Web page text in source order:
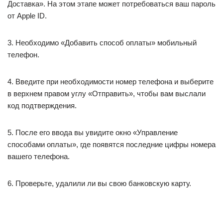
Доставка». На этом этапе может потребоваться ваш пароль
от Apple ID.
3. Необходимо «Добавить способ оплаты» мобильный
телефон.
4. Введите при необходимости номер телефона и выберите
в верхнем правом углу «Отправить», чтобы вам выслали
код подтверждения.
5. После его ввода вы увидите окно «Управление
способами оплаты», где появятся последние цифры номера
вашего телефона.
6. Проверьте, удалили ли вы свою банковскую карту.